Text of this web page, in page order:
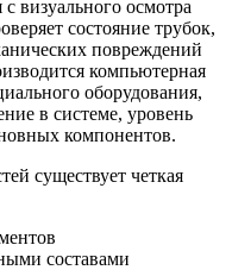
визуального осмотра
состояние трубок,
повреждений
компьютерная
оборудования,
в системе, уровень
компонентов.
существует четкая
составами